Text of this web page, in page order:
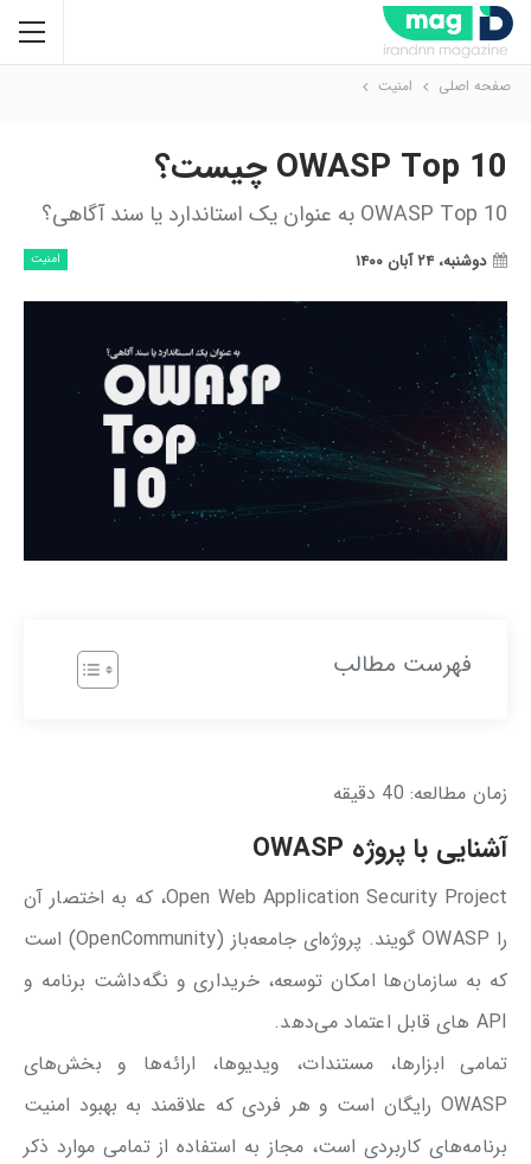
صفحه اصلی امنیت
OWASP Top 10 چیست؟
OWASP Top 10 به عنوان یک استاندارد یا سند آگاهی؟
امنیت دوشنبه، ۲۴ آبان ۱۴۰۰
فهرست مطالب
زمان مطالعه: 40 دقیقه
آشنایی با پروژه OWASP
Open Web Application Security Project، که به اختصار آن
را OWASP گویند. پروژه‌ای جامعه‌باز (OpenCommunity) است
که به سازمان‌ها امکان توسعه، خریداری و نگه‌داشت برنامه‌ و
API های قابل اعتماد می‌دهد.
تمامی ابزار‌ها، مستندات، ویدیو‌ها، ارائه‌ها و بخش‌های
OWASP رایگان است و هر فردی که علاقمند به بهبود امنیت
برنامه‌های کاربردی است، مجاز به استفاده از تمامی موارد ذکر